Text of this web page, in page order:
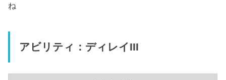
ね
アビリティ：ディレイIII